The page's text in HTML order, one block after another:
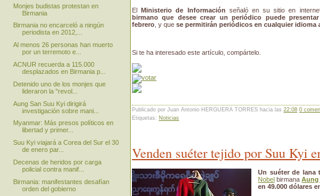
ElMinisterio de Información señaló en su sitio en
birmano que desee crear un periódico puede
febrero , y que se permitirán periódicos en cualquier idioma
Si te ha interesado este artículo, compártelo.
Publicado por Juan Antonio HERGUERA TORRES hacia las 22:08 0
Etiquetas: Noticias
Venden suéter tejido por Suu Kyi
Un suéter de lana
Nobel birmanaAung
en 49.000 dólares
Monjes budistas protestan en
Birmania
Birmania no encarceló a ningún
periodista en 2012,...
Al menos 26 personas han muerto
por un terremoto e...
ACNUR recuerda a 115.000
desplazados en Birmania p...
Detenido uno de los monjes que
lideraron la "revol...
Aung San Suu Kyi dirigirá
investigación sobre mani...
Myanmar: Más presos políticos en
libertad y primer...
Suu Kyi viajará a Corea del Sur el 30
de enero par...
Decenas de heridos por carga
policial contra manif...
Birmania: manifestantes desafían
orden del gobierno